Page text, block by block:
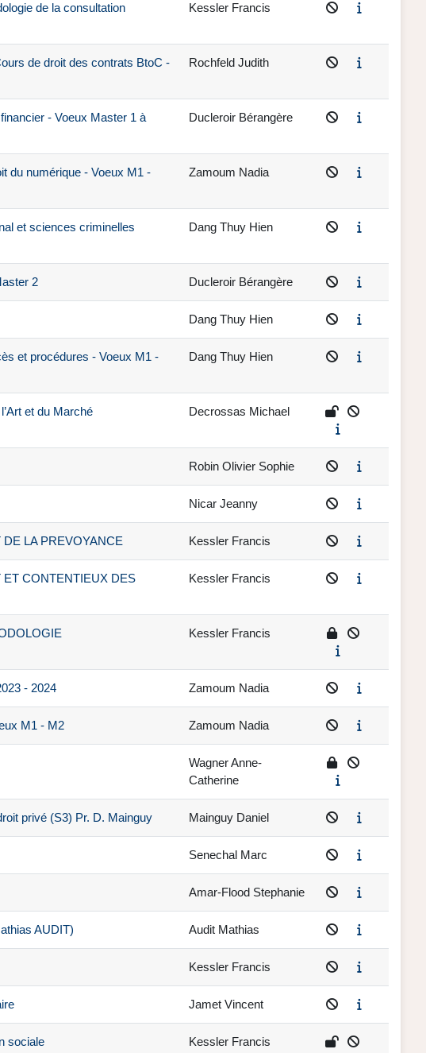
de la consultation
Kessler Francis
de droit des contrats BtoC -
Rochfeld Judith
- Voeux Master 1 à
Ducleroir Bérangère
du numérique - Voeux M1 -
Zamoum Nadia
et sciences criminelles
Dang Thuy Hien
2 Ducleroir Bérangère
Dang Thuy Hien
et procédures - Voeux M1 -
Dang Thuy Hien
et du Marché Decrossas Michael
Robin Olivier Sophie
Nicar Jeanny
LA PREVOYANCE Kessler Francis
ET CONTENTIEUX DES
Kessler Francis
Kessler Francis
- 2024 Zamoum Nadia
M1 - M2 Zamoum Nadia
Wagner Anne-
Catherine
privé (S3) Pr. D. Mainguy Mainguy Daniel
Senechal Marc
Amar-Flood Stephanie
AUDIT) Audit Mathias
Kessler Francis
Jamet Vincent
sociale Kessler Francis